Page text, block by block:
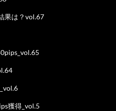
果は？vol.67
獲得_vol.5